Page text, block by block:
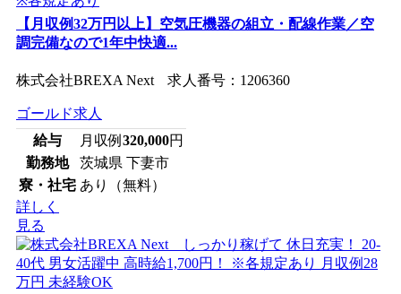
【月収例32万円以上】空気圧機器の組立・配線作業／空
調完備なので1年中快適...
株式会社BREXA Next 求人番号：1206360
ゴールド求人
給与
月収例 320,000円
勤務地
茨城県 下妻市
寮・社宅 あり（無料）
詳しく
見る